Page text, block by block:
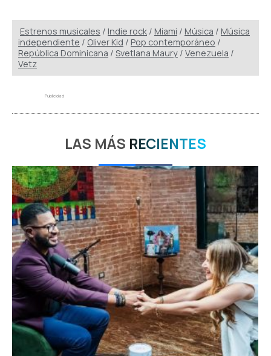
Estrenos musicales / Indie rock / Miami / Música / Música
independiente / Oliver Kid / Pop contemporáneo /
República Dominicana / Svetlana Maury / Venezuela /
Vetz
Publicidad
LAS MÁS RECIENTES